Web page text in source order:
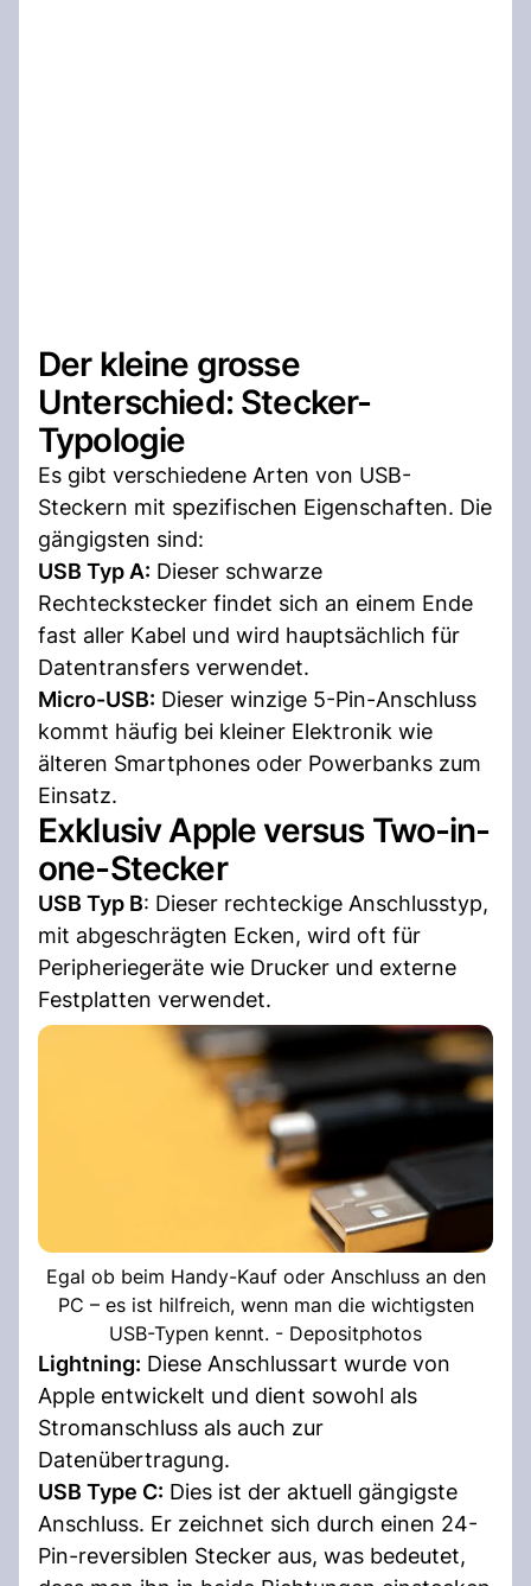
Der kleine grosse
Unterschied: Stecker-
Typologie
Es gibt verschiedene Arten von USB-
Steckern mit spezifischen Eigenschaften. Die
gängigsten sind:
USB Typ A: Dieser schwarze
Rechteckstecker findet sich an einem Ende
fast aller Kabel und wird hauptsächlich für
Datentransfers verwendet.
Micro-USB: Dieser winzige 5-Pin-Anschluss
kommt häufig bei kleiner Elektronik wie
älteren Smartphones oder Powerbanks zum
Einsatz.
Exklusiv Apple versus Two-in-
one-Stecker
USB Typ B: Dieser rechteckige Anschlusstyp,
mit abgeschrägten Ecken, wird oft für
Peripheriegeräte wie Drucker und externe
Festplatten verwendet.
Egal ob beim Handy-Kauf oder Anschluss an den
PC – es ist hilfreich, wenn man die wichtigsten
USB-Typen kennt. - Depositphotos
Lightning: Diese Anschlussart wurde von
Apple entwickelt und dient sowohl als
Stromanschluss als auch zur
Datenübertragung.
USB Type C: Dies ist der aktuell gängigste
Anschluss. Er zeichnet sich durch einen 24-
Pin-reversiblen Stecker aus, was bedeutet,